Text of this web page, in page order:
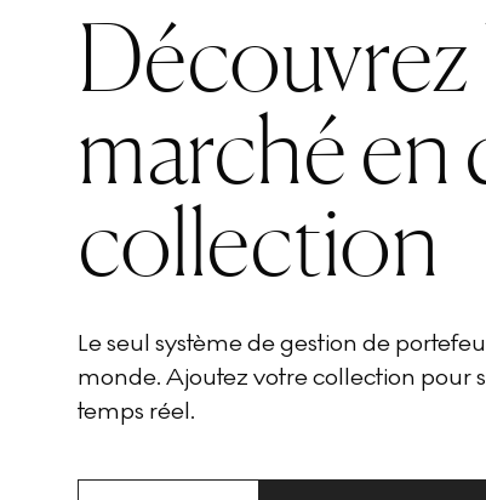
marché
collection
Le seul système de gestion de
monde. Ajoutez votre collection pour
temps réel.